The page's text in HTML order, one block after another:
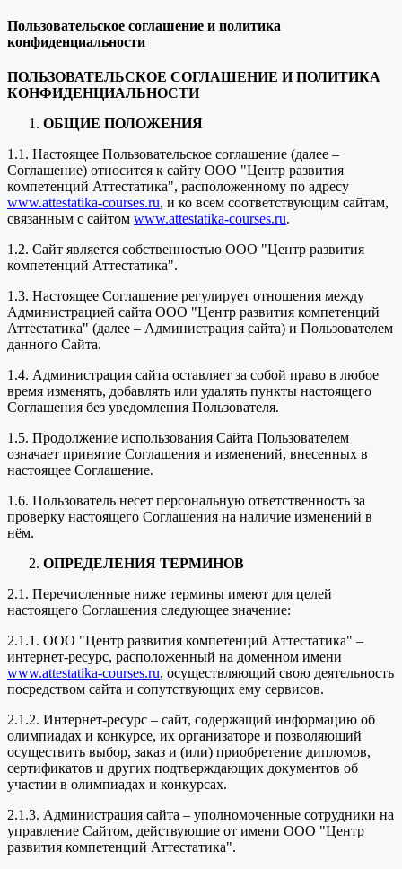
Пользовательское соглашение и политика
конфиденциальности
ПОЛЬЗОВАТЕЛЬСКОЕ СОГЛАШЕНИЕ И ПОЛИТИКА
КОНФИДЕНЦИАЛЬНОСТИ
ОБЩИЕ ПОЛОЖЕНИЯ
1.1. Настоящее Пользовательское соглашение (далее –
Соглашение) относится к сайту ООО "Центр развития
компетенций Аттестатика", расположенному по адресу
www.attestatika-courses.ru, и ко всем соответствующим сайтам,
связанным с сайтом www.attestatika-courses.ru.
1.2. Сайт является собственностью ООО "Центр развития
компетенций Аттестатика".
1.3. Настоящее Соглашение регулирует отношения между
Администрацией сайта ООО "Центр развития компетенций
Аттестатика" (далее – Администрация сайта) и Пользователем
данного Сайта.
1.4. Администрация сайта оставляет за собой право в любое
время изменять, добавлять или удалять пункты настоящего
Соглашения без уведомления Пользователя.
1.5. Продолжение использования Сайта Пользователем
означает принятие Соглашения и изменений, внесенных в
настоящее Соглашение.
1.6. Пользователь несет персональную ответственность за
проверку настоящего Соглашения на наличие изменений в
нём.
ОПРЕДЕЛЕНИЯ ТЕРМИНОВ
2.1. Перечисленные ниже термины имеют для целей
настоящего Соглашения следующее значение:
2.1.1. ООО "Центр развития компетенций Аттестатика" –
интернет-ресурс, расположенный на доменном имени
www.attestatika-courses.ru, осуществляющий свою деятельность
посредством сайта и сопутствующих ему сервисов.
2.1.2. Интернет-ресурс – сайт, содержащий информацию об
олимпиадах и конкурсе, их организаторе и позволяющий
осуществить выбор, заказ и (или) приобретение дипломов,
сертификатов и других подтверждающих документов об
участии в олимпиадах и конкурсах.
2.1.3. Администрация сайта – уполномоченные сотрудники на
управление Сайтом, действующие от имени ООО "Центр
развития компетенций Аттестатика".